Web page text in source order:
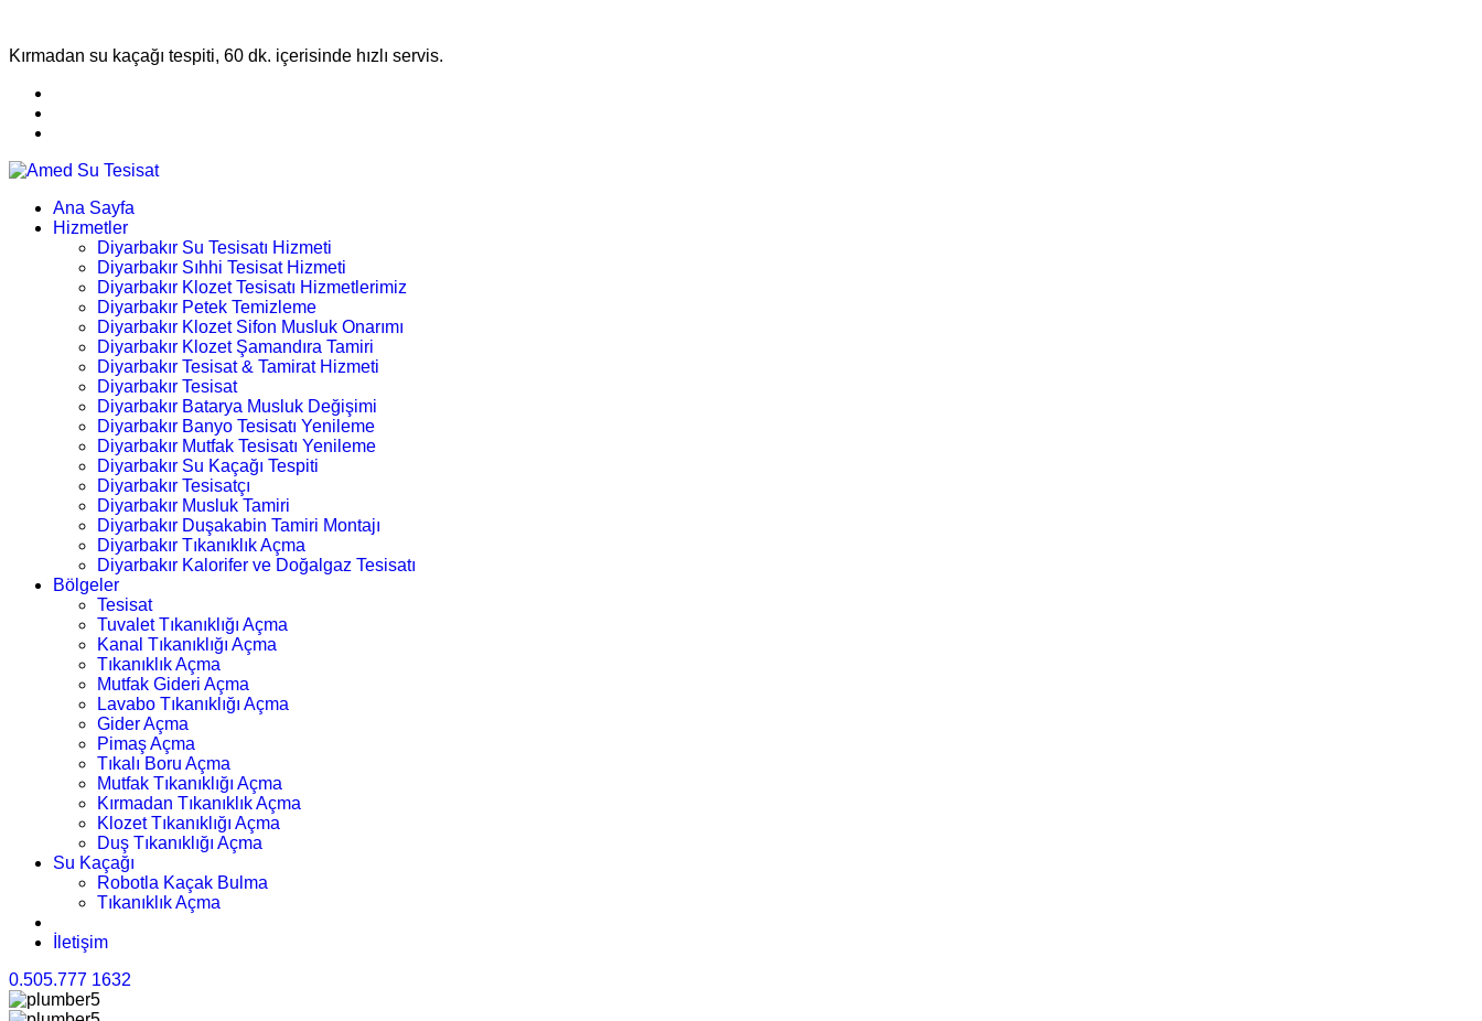
Kırmadan su kaçağı tespiti, 60 dk. içerisinde hızlı servis.
Ana Sayfa
Hizmetler
Diyarbakır Su Tesisatı Hizmeti
Diyarbakır Sıhhi Tesisat Hizmeti
Diyarbakır Klozet Tesisatı Hizmetlerimiz
Diyarbakır Petek Temizleme
Diyarbakır Klozet Sifon Musluk Onarımı
Diyarbakır Klozet Şamandıra Tamiri
Diyarbakır Tesisat & Tamirat Hizmeti
Diyarbakır Tesisat
Diyarbakır Batarya Musluk Değişimi
Diyarbakır Banyo Tesisatı Yenileme
Diyarbakır Mutfak Tesisatı Yenileme
Diyarbakır Su Kaçağı Tespiti
Diyarbakır Tesisatçı
Diyarbakır Musluk Tamiri
Diyarbakır Duşakabin Tamiri Montajı
Diyarbakır Tıkanıklık Açma
Diyarbakır Kalorifer ve Doğalgaz Tesisatı
Bölgeler
Tesisat
Tuvalet Tıkanıklığı Açma
Kanal Tıkanıklığı Açma
Tıkanıklık Açma
Mutfak Gideri Açma
Lavabo Tıkanıklığı Açma
Gider Açma
Pimaş Açma
Tıkalı Boru Açma
Mutfak Tıkanıklığı Açma
Kırmadan Tıkanıklık Açma
Klozet Tıkanıklığı Açma
Duş Tıkanıklığı Açma
Su Kaçağı
Robotla Kaçak Bulma
Tıkanıklık Açma
İletişim
0.505.777 1632